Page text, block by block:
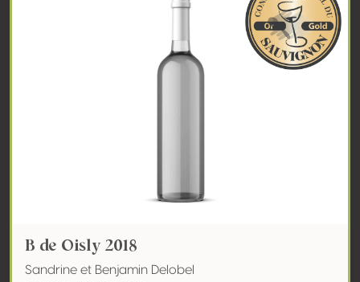
B de Oisly 2018
Sandrine et Benjamin Delobel